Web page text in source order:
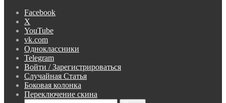
Facebook
X
YouTube
vk.com
Одноклассники
Telegram
Войти / Зарегистрироваться
Случайная Статья
Боковая колонка
Переключение скина